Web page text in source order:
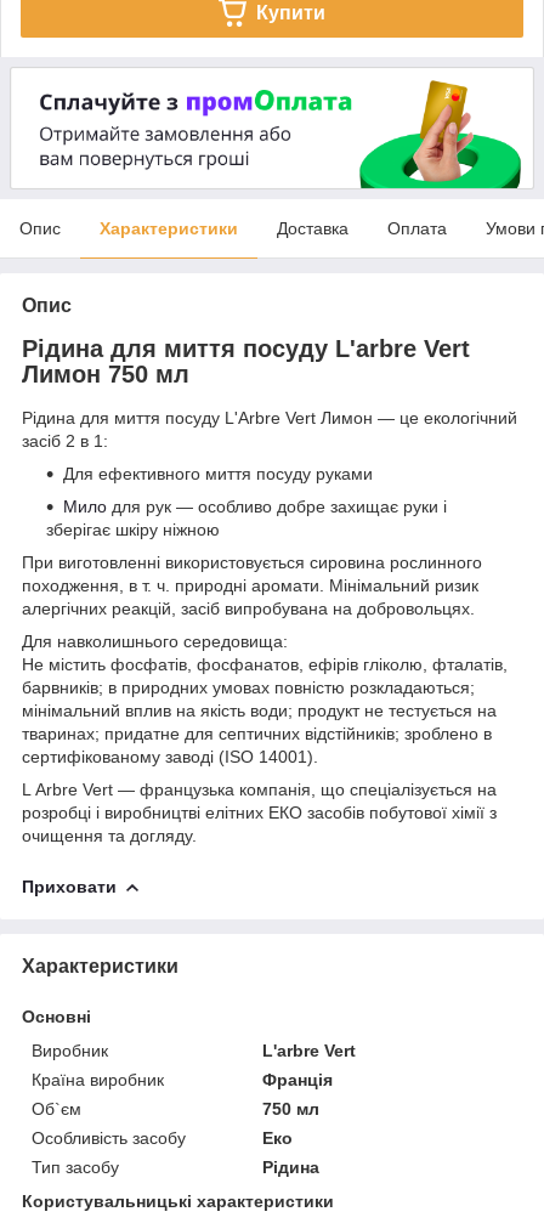
Купити
Опис Характеристики Доставка Оплата Умови
Опис
Рідина для миття посуду L'arbre Vert
Лимон 750 мл
Рідина для миття посуду L'Аrbre Vert Лимон — це екологічний
засіб 2 в 1:
Для ефективного миття посуду руками
Мило для рук — особливо добре захищає руки і
зберігає шкіру ніжною
При виготовленні використовується сировина рослинного
походження, в т. ч. природні аромати. Мінімальний ризик
алергічних реакцій, засіб випробувана на добровольцях.
Для навколишнього середовища:
Не містить фосфатів, фосфанатов, ефірів гліколю, фталатів,
барвників; в природних умовах повністю розкладаються;
мінімальний вплив на якість води; продукт не тестується на
тваринах; придатне для септичних відстійників; зроблено в
сертифікованому заводі (ISO 14001).
L Аrbre Vert — французька компанія, що спеціалізується на
розробці і виробництві елітних ЕКО засобів побутової хімії з
очищення та догляду.
Приховати
Характеристики
Основні
Виробник
L'arbre Vert
Країна виробник
Франція
Об`єм
750 мл
Особливість засобу
Еко
Тип засобу
Рідина
Користувальницькі характеристики